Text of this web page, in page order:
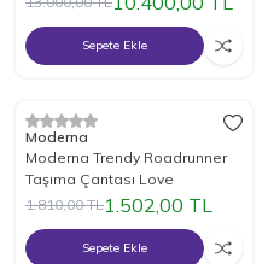
Sepete Ekle
%17İndirim
Moderna
Moderna Trendy Roadrunner
Taşıma Çantası Love
1.810,00TL1.502,00 TL
Sepete Ekle